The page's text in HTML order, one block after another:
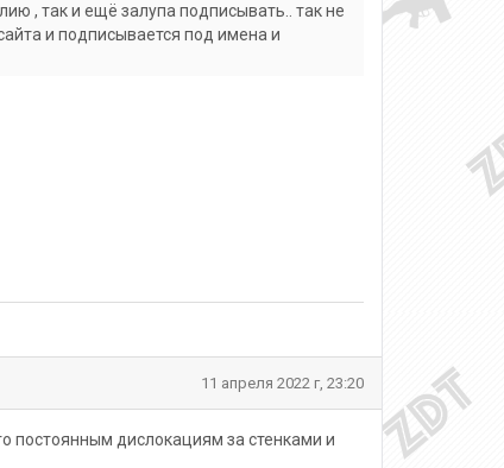
, так и ещё залупа подписывать.. так не
и подписывается под имена и
11 апреля 2022 г, 23:20
постоянным дислокациям за стенками и